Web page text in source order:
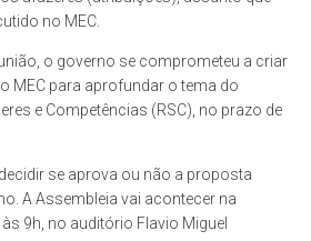
no MEC.
o governo se comprometeu a criar
MEC para aprofundar o tema do
e Competências (RSC), no prazo de
se aprova ou não a proposta
A Assembleia vai acontecer na
9h, no auditório Flavio Miguel